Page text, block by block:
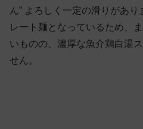
ん” よろしく一定の滑りがあ
レート麺となっているため、
いものの、濃厚な魚介鶏白湯
せん。